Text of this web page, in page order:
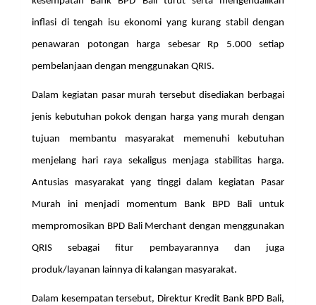
inflasi di tengah isu ekonomi yang kurang stabil dengan
penawaran potongan harga sebesar Rp 5.000 setiap
pembelanjaan dengan menggunakan QRIS.
Dalam kegiatan pasar murah tersebut disediakan berbagai
jenis kebutuhan pokok dengan harga yang murah dengan
tujuan membantu masyarakat memenuhi kebutuhan
menjelang hari raya sekaligus menjaga stabilitas harga.
Antusias masyarakat yang tinggi dalam kegiatan Pasar
Murah ini menjadi momentum Bank BPD Bali untuk
mempromosikan BPD Bali Merchant dengan menggunakan
QRIS sebagai fitur pembayarannya dan juga
produk/layanan lainnya di kalangan masyarakat.
Dalam kesempatan tersebut, Direktur Kredit Bank BPD Bali,